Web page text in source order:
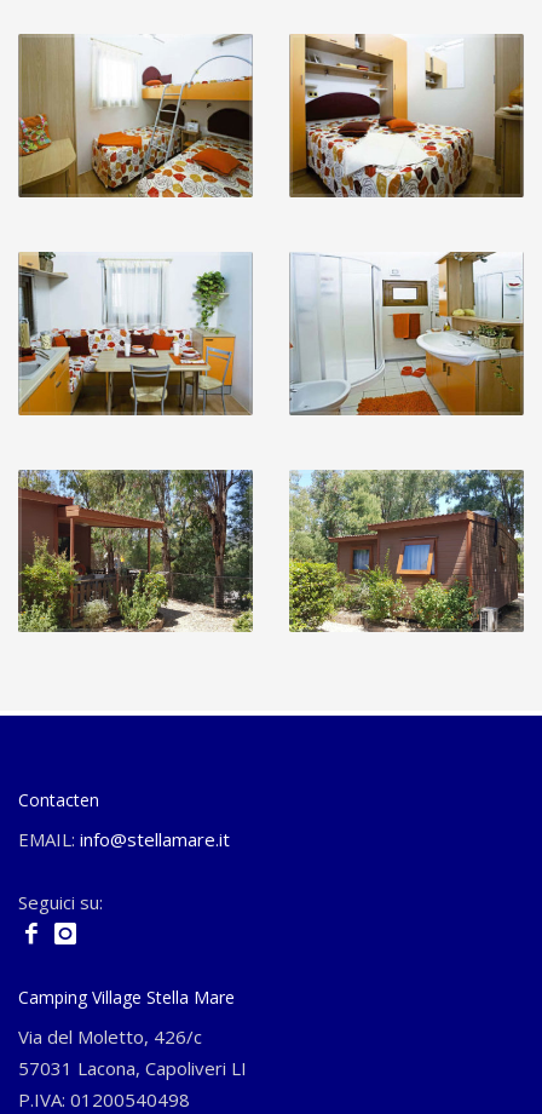
Contacten
EMAIL: info@stellamare.it
Seguici su:
Camping Village Stella Mare
Via del Moletto, 426/c
57031 Lacona, Capoliveri LI
P.IVA: 01200540498